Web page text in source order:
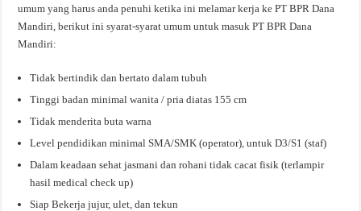
umum yang harus anda penuhi ketika ini melamar kerja ke PT BPR Dana
Mandiri, berikut ini syarat-syarat umum untuk masuk PT BPR Dana
Mandiri:
Tidak bertindik dan bertato dalam tubuh
Tinggi badan minimal wanita / pria diatas 155 cm
Tidak menderita buta warna
Level pendidikan minimal SMA/SMK (operator), untuk D3/S1 (staf)
Dalam keadaan sehat jasmani dan rohani tidak cacat fisik (terlampir
hasil medical check up)
Siap Bekerja jujur, ulet, dan tekun